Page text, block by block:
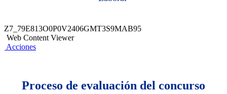
Z7_79E813O0P0V2406GMT3S9MAB95
Web Content Viewer
Acciones
Proceso de evaluación del concurso